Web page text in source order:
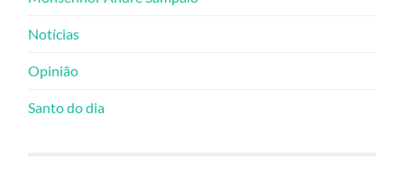
Notícias
Opinião
Santo do dia